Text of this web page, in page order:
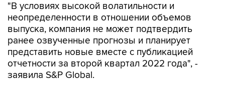
"В условиях высокой волатильности и
неопределенности в отношении объемов
выпуска, компания не может подтвердить
ранее озвученные прогнозы и планирует
представить новые вместе с публикацией
отчетности за второй квартал 2022 года", -
заявила S&P Global.